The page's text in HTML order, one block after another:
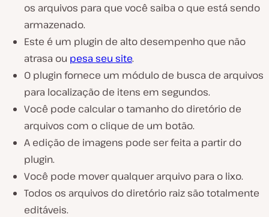
os arquivos para que você saiba o que está sendo
armazenado.
Este é um plugin de alto desempenho que não
atrasa ou pesa seu site.
O plugin fornece um módulo de busca de arquivos
para localização de itens em segundos.
Você pode calcular o tamanho do diretório de
arquivos com o clique de um botão.
A edição de imagens pode ser feita a partir do
plugin.
Você pode mover qualquer arquivo para o lixo.
Todos os arquivos do diretório raiz são totalmente
editáveis.